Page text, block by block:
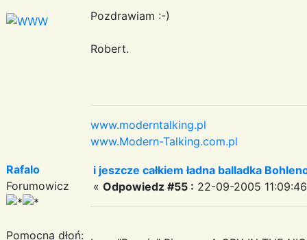
Pozdrawiam :-)
Robert.
www.moderntalking.pl
www.Modern-Talking.com.pl
Rafalo
Forumowicz
Pomocna dłoń:
i jeszcze całkiem ładna balladka
« Odpowiedz #55 : 22-09-2005